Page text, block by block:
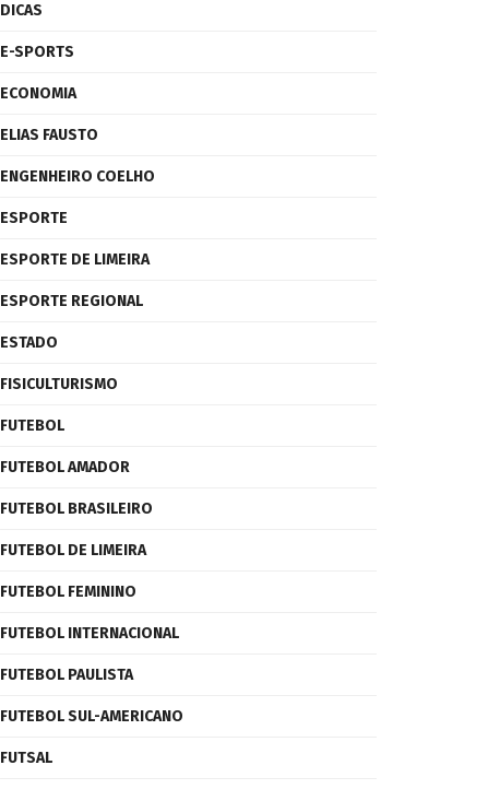
DICAS
E-SPORTS
ECONOMIA
ELIAS FAUSTO
ENGENHEIRO COELHO
ESPORTE
ESPORTE DE LIMEIRA
ESPORTE REGIONAL
ESTADO
FISICULTURISMO
FUTEBOL
FUTEBOL AMADOR
FUTEBOL BRASILEIRO
FUTEBOL DE LIMEIRA
FUTEBOL FEMININO
FUTEBOL INTERNACIONAL
FUTEBOL PAULISTA
FUTEBOL SUL-AMERICANO
FUTSAL